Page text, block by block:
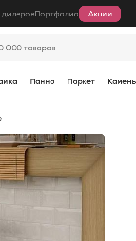
Портфолио Акции
Панно Паркет Камень